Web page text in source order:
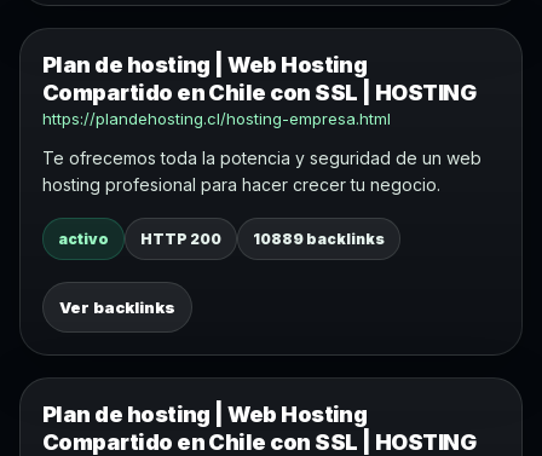
Plan de hosting | Web Hosting
Compartido en Chile con SSL | HOSTING
https://plandehosting.cl/hosting-empresa.html
Te ofrecemos toda la potencia y seguridad de un web
hosting profesional para hacer crecer tu negocio.
activo HTTP 200 10889 backlinks
Ver backlinks
Plan de hosting | Web Hosting
Compartido en Chile con SSL | HOSTING